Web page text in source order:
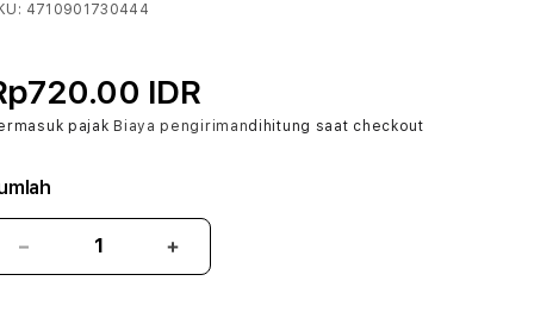
4710901730444
IDR
pajak Biaya pengirimandihitung saat checkout
Kurangi
jumlah
Tambah
jumlah